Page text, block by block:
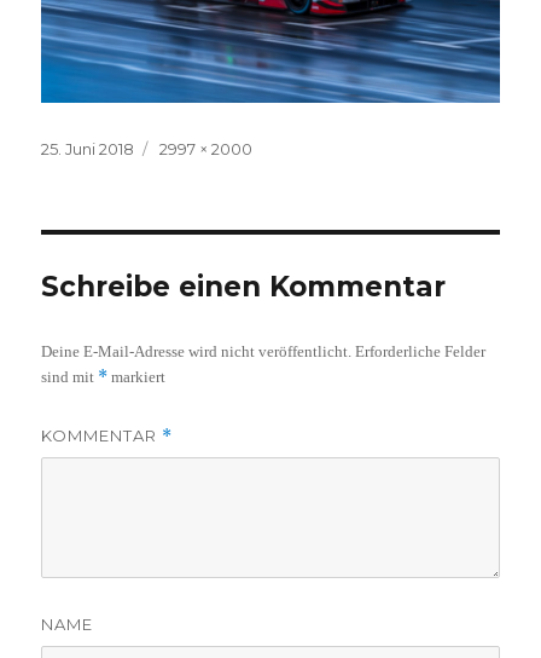
Veröffentlicht
25. Juni 2018
Volle
2997 × 2000
Schreibe einen Kommentar
Deine E-Mail-Adresse wird nicht veröffentlicht. Erforderliche Felder
sind mit * markiert
KOMMENTAR *
NAME